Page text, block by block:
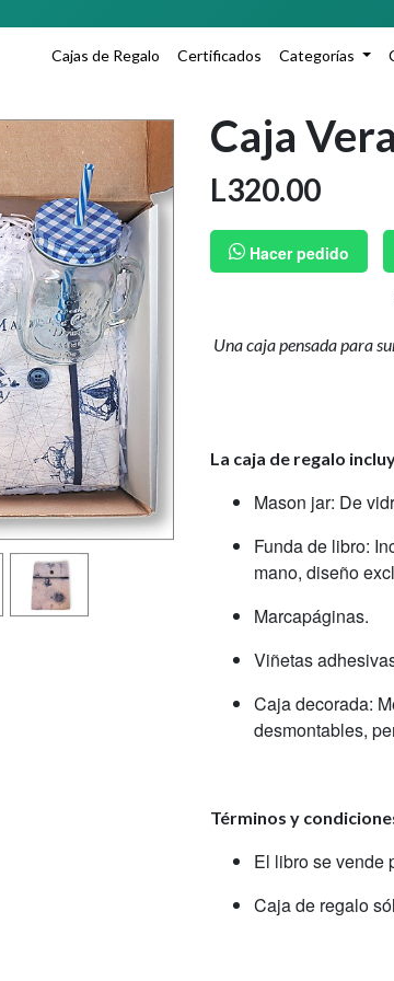
Cajas de Regalo Certificados Categorías
Caja
L320.00
Hacer pedido
Una caja pensada para
La caja de regalo
Mason jar: De
Funda de libro:
mano, diseño
Marcapáginas.
Viñetas
Caja decorada:
desmontables,
Términos y
El libro se vende
Caja de regalo